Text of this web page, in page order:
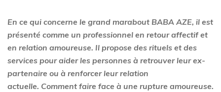
En ce qui concerne le grand marabout BABA AZE, il est
présenté comme un professionnel en retour affectif et
en relation amoureuse. Il propose des rituels et des
services pour aider les personnes à retrouver leur ex-
partenaire ou à renforcer leur relation
actuelle. Comment faire face à une rupture amoureuse.